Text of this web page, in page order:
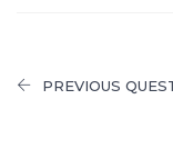
PREVIOUS